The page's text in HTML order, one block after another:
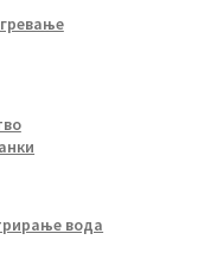
вода